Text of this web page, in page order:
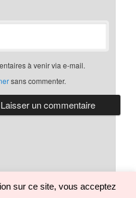
à venir via e-mail.
sans commenter.
sur ce site, vous acceptez